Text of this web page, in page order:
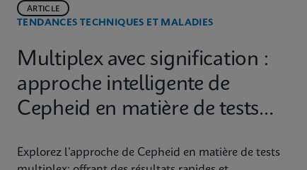
TENDANCES TECHNIQUES ET MALADIES
ARTICLE
Multiplex avec signification :
approche intelligente de
Cepheid en matière de tests
Explorez l’approche de Cepheid en matière de tests